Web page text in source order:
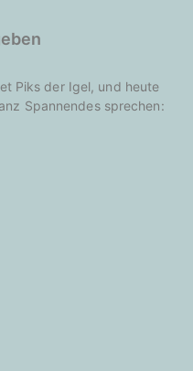
Piks der Igel, und heute
Spannendes sprechen: